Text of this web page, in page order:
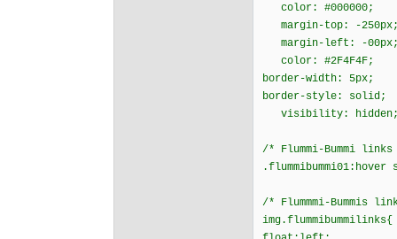
color: #000000;
margin-top: -
margin-left: -
color: #2F4F4F;
border-width: 5px;
border-style: solid;
visibility:
/* Flummi-Bummi
/* Flummmi-Bummis
img.flummibummilinks{